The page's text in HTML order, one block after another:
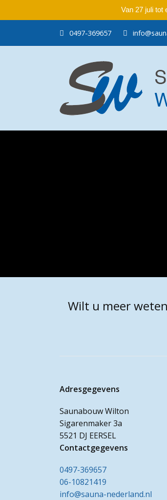
Van 27 juli tot
0497-369657
Wilt u meer
Adresgegevens
Saunabouw Wilton
Sigarenmaker 3a
5521 DJ EERSEL
Contactgegevens
0497-369657
06-10821419
info@sauna-nederland.nl